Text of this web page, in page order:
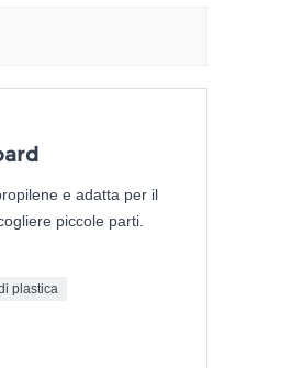
e adatta per il
piccole parti.
plastica